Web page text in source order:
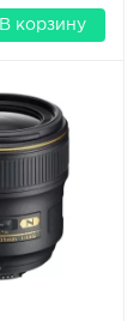
В корзину